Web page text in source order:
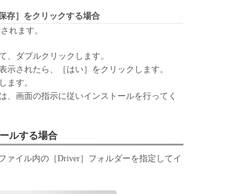
ー、キヤノンの子会社、キヤノンの関連会
のいずれも、「本ソフトウェア」の使用ま
ない全ての損害を言います。）について、
を負わないものとします。たとえ、キヤノ
ンの子会社、キヤノンの関連会社、それら
損害の可能性について知らされていた場合で
のいずれも、「本ソフトウェア」、または
は関連してお客様と第三者との間に生じた
負わないものとします。
存］をクリックする場合
れます。
、ダブルクリックします。
示されたら、［はい］をクリックします。
ます。
、画面の指示に従いインストールを行ってく
ルする場合
ァイル内の［Driver］フォルダーを指定してイ